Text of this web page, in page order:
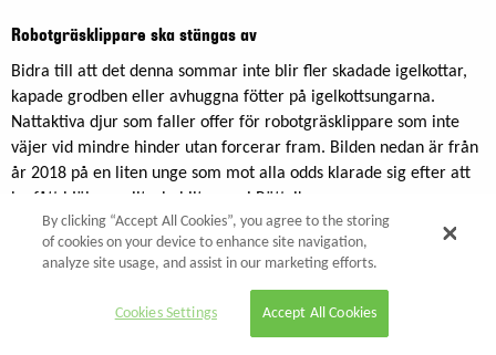
Robotgräsklippare ska stängas av
Bidra till att det denna sommar inte blir fler skadade igelkottar,
kapade grodben eller avhuggna fötter på igelkottsungarna.
Nattaktiva djur som faller offer för robotgräsklippare som inte
väjer vid mindre hinder utan forcerar fram. Bilden nedan är från
år 2018 på en liten unge som mot alla odds klarade sig efter att
ha fått hjälp av viltrehabilterare i Rättvik.
By clicking “Accept All Cookies”, you agree to the storing
of cookies on your device to enhance site navigation,
analyze site usage, and assist in our marketing efforts.
Cookies Settings Accept All Cookies